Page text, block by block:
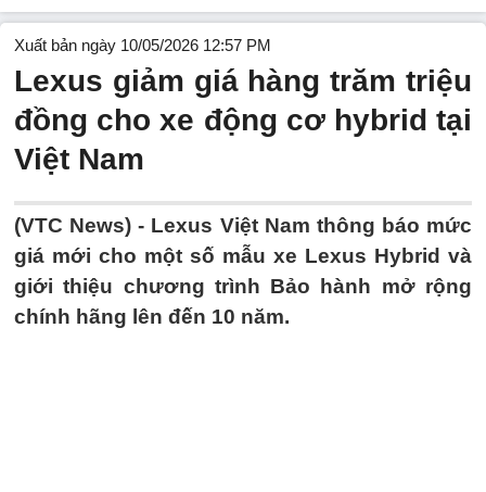
Xuất bản ngày 10/05/2026 12:57 PM
Lexus giảm giá hàng trăm triệu
đồng cho xe động cơ hybrid tại
Việt Nam
(VTC News) - Lexus Việt Nam thông báo mức
giá mới cho một số mẫu xe Lexus Hybrid và
giới thiệu chương trình Bảo hành mở rộng
chính hãng lên đến 10 năm.